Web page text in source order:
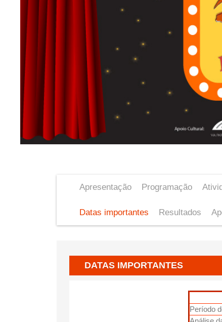
Apresentação Programação
Datas importantes Resultados
DATAS IMPORTANTES
Período